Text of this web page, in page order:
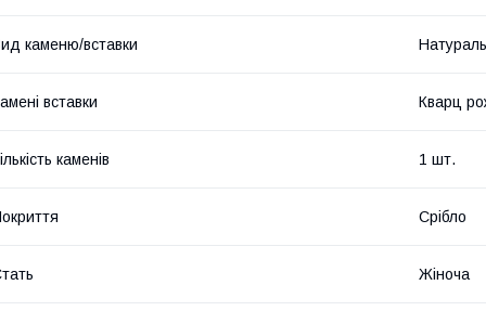
каменю/вставки
вставки Кварц
каменів 1 шт.
Срібло
Жіноча